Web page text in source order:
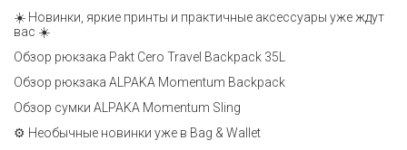
☀️ Новинки, яркие принты и практичные аксессуары уже ждут
вас ☀️
Обзор рюкзака Pakt Cero Travel Backpack 35L
Обзор рюкзака ALPAKA Momentum Backpack
Обзор сумки ALPAKA Momentum Sling
⚙️ Необычные новинки уже в Bag & Wallet